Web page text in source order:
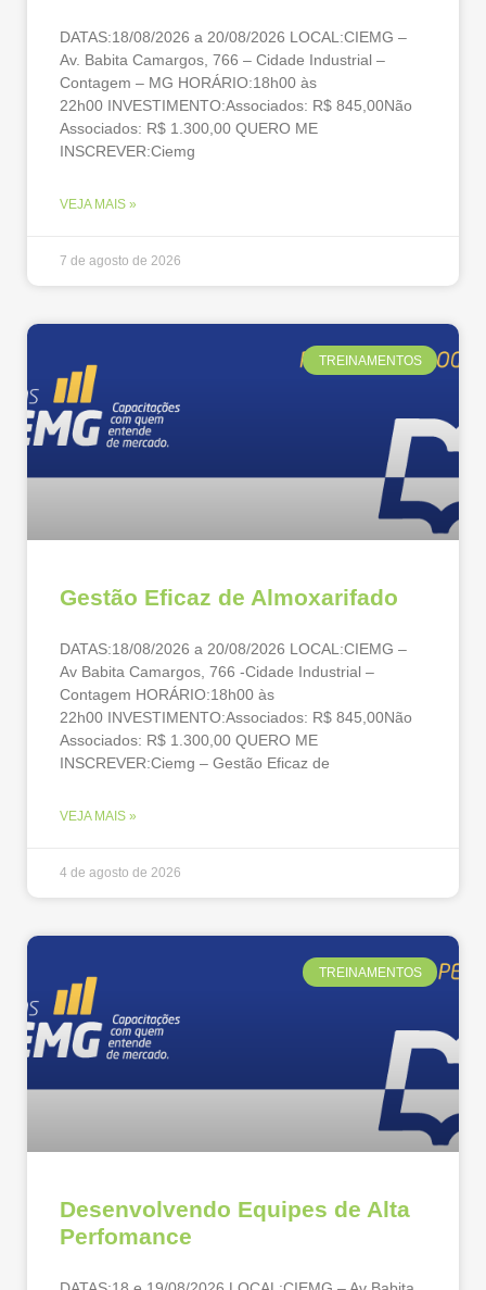
DATAS:18/08/2026 a 20/08/2026 LOCAL:CIEMG –
Av. Babita Camargos, 766 – Cidade Industrial –
Contagem – MG HORÁRIO:18h00 às
22h00 INVESTIMENTO:Associados: R$ 845,00Não
Associados: R$ 1.300,00 QUERO ME
INSCREVER:Ciemg
VEJA MAIS »
7 de agosto de 2026
TREINAMENTOS
Gestão Eficaz de Almoxarifado
DATAS:18/08/2026 a 20/08/2026 LOCAL:CIEMG –
Av Babita Camargos, 766 -Cidade Industrial –
Contagem HORÁRIO:18h00 às
22h00 INVESTIMENTO:Associados: R$ 845,00Não
Associados: R$ 1.300,00 QUERO ME
INSCREVER:Ciemg – Gestão Eficaz de
VEJA MAIS »
4 de agosto de 2026
TREINAMENTOS
Desenvolvendo Equipes de Alta
Perfomance